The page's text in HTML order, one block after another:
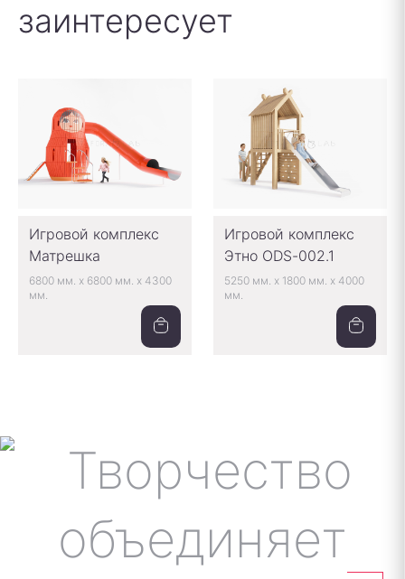
заинтересует
Игровой комплекс
Матрешка
6800 мм. x 6800 мм. x 4300
мм.
Игровой комплекс
Этно ODS-002.1
5250 мм. x 1800 мм. x 4000
мм.